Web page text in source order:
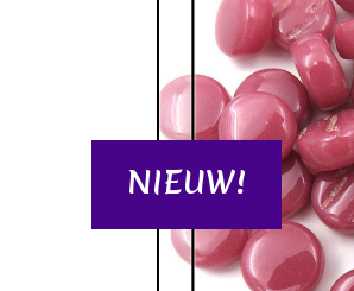
Glasmozaïek
NIEUW!